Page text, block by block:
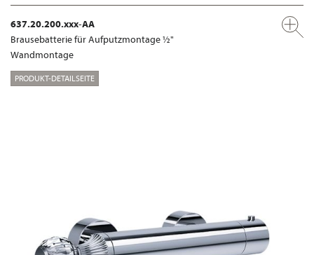
637.20.200.xxx-AA
Brausebatterie für Aufputzmontage ½"
Wandmontage
PRODUKT-DETAILSEITE